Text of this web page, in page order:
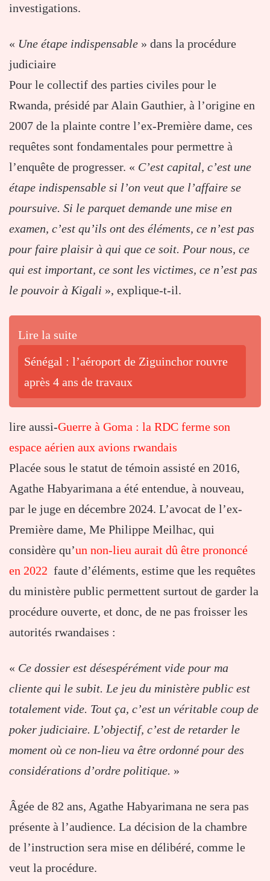
investigations.
« Une étape indispensable » dans la procédure
judiciaire
Pour le collectif des parties civiles pour le
Rwanda, présidé par Alain Gauthier, à l’origine en
2007 de la plainte contre l’ex-Première dame, ces
requêtes sont fondamentales pour permettre à
l’enquête de progresser. « C’est capital, c’est une
étape indispensable si l’on veut que l’affaire se
poursuive. Si le parquet demande une mise en
examen, c’est qu’ils ont des éléments, ce n’est pas
pour faire plaisir à qui que ce soit. Pour nous, ce
qui est important, ce sont les victimes, ce n’est pas
le pouvoir à Kigali », explique-t-il.
Lire la suite
Sénégal : l’aéroport de Ziguinchor rouvre
après 4 ans de travaux
lire aussi-Guerre à Goma : la RDC ferme son
espace aérien aux avions rwandais
Placée sous le statut de témoin assisté en 2016,
Agathe Habyarimana a été entendue, à nouveau,
par le juge en décembre 2024. L’avocat de l’ex-
Première dame, Me Philippe Meilhac, qui
considère qu’un non-lieu aurait dû être prononcé
en 2022 faute d’éléments, estime que les requêtes
du ministère public permettent surtout de garder la
procédure ouverte, et donc, de ne pas froisser les
autorités rwandaises :
« Ce dossier est désespérément vide pour ma
cliente qui le subit. Le jeu du ministère public est
totalement vide. Tout ça, c’est un véritable coup de
poker judiciaire. L’objectif, c’est de retarder le
moment où ce non-lieu va être ordonné pour des
considérations d’ordre politique. »
Âgée de 82 ans, Agathe Habyarimana ne sera pas
présente à l’audience. La décision de la chambre
de l’instruction sera mise en délibéré, comme le
veut la procédure.